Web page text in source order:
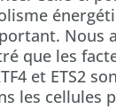
Nous
que les
et ETS2
les cellules